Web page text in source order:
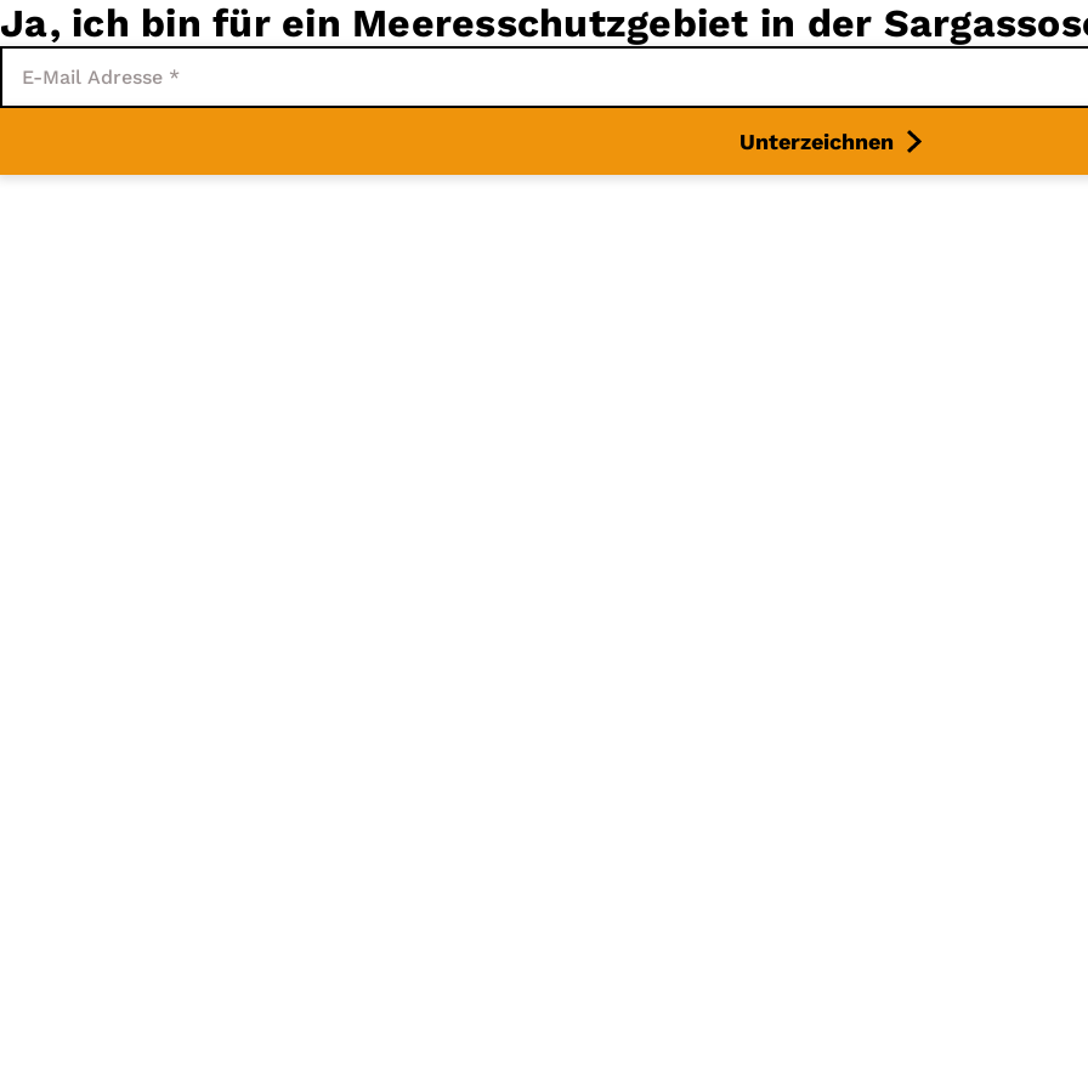
Ja, ich bin für ein Meeresschutzgebiet in der
Unterzeichnen